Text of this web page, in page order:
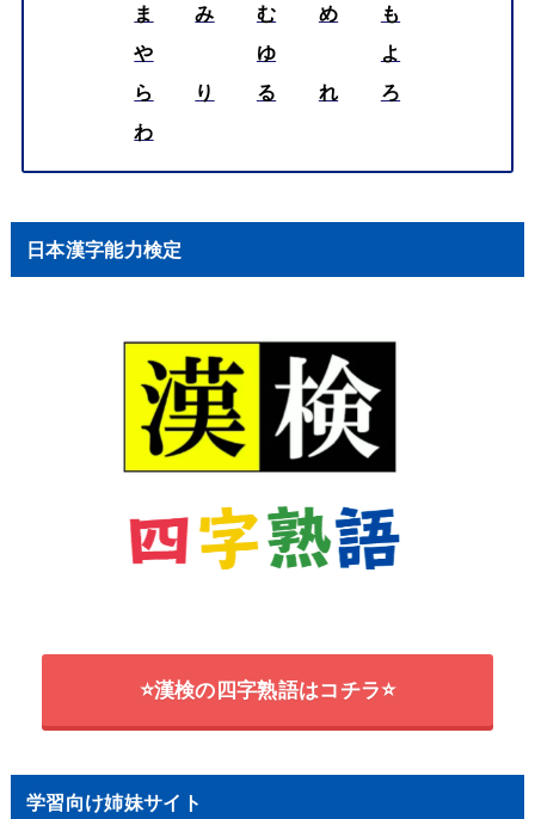
ま
み む め
も
や
ゆ
よ
ら
り る れ
ろ
わ
日本漢字能力検定
⭐漢検の四字熟語はコチラ⭐
学習向け姉妹サイト